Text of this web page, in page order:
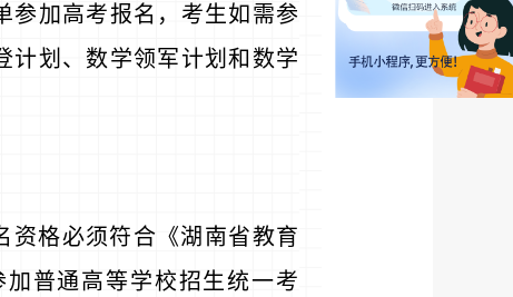
参加高考报名，考生如需参
计划、数学领军计划和数学
资格必须符合《湖南省教育
普通高等学校招生统一考